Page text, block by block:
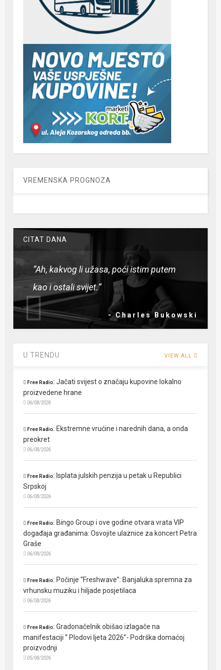
VREMENSKA PROGNOZA
CITAT DANA
“Ah, kakvog li užasa, poći istim putem
kao i ostali svijet.”
- Charles Bukowski
U TRENDU VIEW ALL
Free Radio:Jačati svijest o značaju kupovine lokalno
proizvedene hrane
06/08/2026
Free Radio: Ekstremne vrućine i narednih dana, a onda
preokret
06/08/2026
Free Radio: Isplata julskih penzija u petak u Republici
Srpskoj
06/08/2026
Free Radio: Bingo Group i ove godine otvara vrata VIP
događaja građanima: Osvojite ulaznice za koncert Petra
Graše
06/08/2026
Free Radio: Počinje “Freshwave”: Banjaluka spremna za
vrhunsku muziku i hiljade posjetilaca
06/08/2026
Free Radio:Gradonačelnik obišao izlagače na
manifestaciji ” Plodovi ljeta 2026”- Podrška domaćoj
proizvodnji
05/08/2026